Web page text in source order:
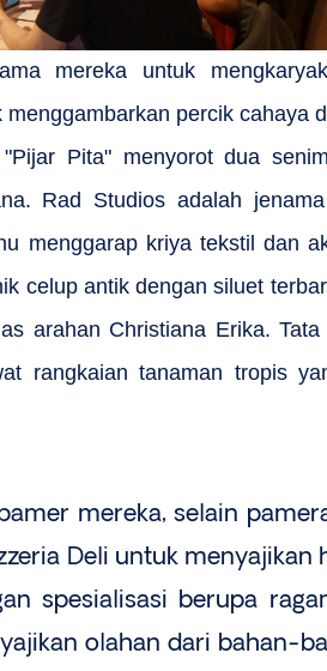
mereka untuk
percik cahaya
Pita" menyorot dua
Rad Studios adalah
menggarap kriya tekstil dan
celup antik dengan siluet
arahan Christiana Erika. Tata
rangkaian tanaman tropis
mereka, selain
Deli untuk menyajikan
spesialisasi berupa
olahan dari bahan-